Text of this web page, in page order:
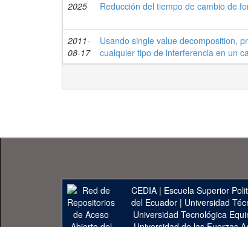
2025 Reducción del tiempo de cambio de
2011-
08-17
Usando single value decomposition,
cualquier tipo de interferencia en un
CEDIA | Escuela Superior
del Ecuador| Universidad
Universidad Tecnológica